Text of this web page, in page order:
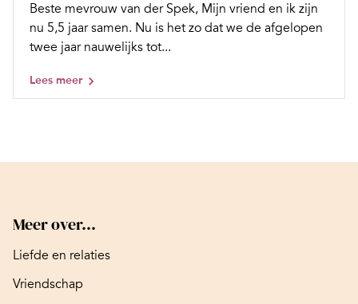
Beste mevrouw van der Spek, Mijn vriend en ik zijn
nu 5,5 jaar samen. Nu is het zo dat we de afgelopen
twee jaar nauwelijks tot...
Lees meer
Meer over...
Liefde en relaties
Vriendschap